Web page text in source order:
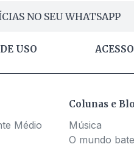
NO SEU WHATSAPP
USO
Médio
Colunas e
Música
O mundo